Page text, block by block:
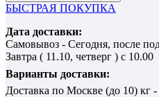
БЫСТРАЯ ПОКУПКА
Дата доставки:
Самовывоз - Сегодня, после
Завтра ( 11.10, четверг ) с 10.00
Варианты доставки:
Доставка по Москве (до 10) кг -